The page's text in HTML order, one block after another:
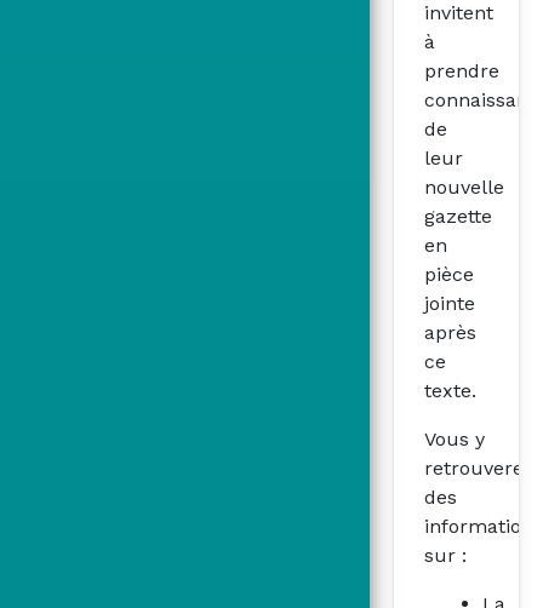
invitent
à
prendre
de
leur
nouvelle
gazette
en
pièce
jointe
après
ce
texte.
Vous y
retrouverez
des
informations
sur :